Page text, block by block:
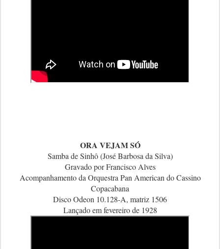
ORA VEJAM SÓ
Samba de Sinhô (José Barbosa da Silva)
Gravado por Francisco Alves
Acompanhamento da Orquestra Pan American do Cassino
Copacabana
Disco Odeon 10.128-A, matriz 1506
Lançado em fevereiro de 1928